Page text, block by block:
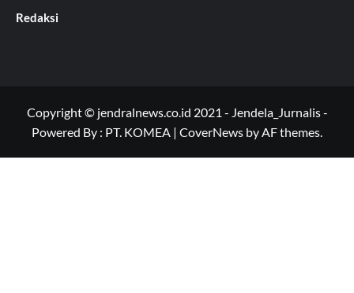
Redaksi
Copyright © jendralnews.co.id 2021 - Jendela_Jurnalis -
Powered By : PT. KOMEA | CoverNews by AF themes.